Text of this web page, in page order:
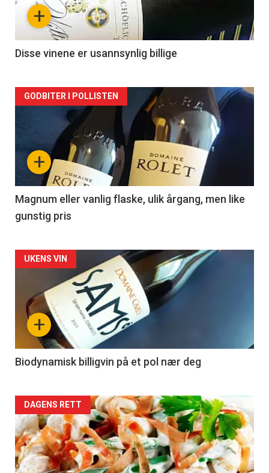
2
+
Disse vinene er usannsynlig billige
Forsiden
akkurat
nå
3
+
GODBITER I POLLISTEN
Magnum eller vanlig flaske, ulik årgang, men like
gunstig pris
Forsiden
akkurat
nå
4
+
UKENS VIN
Biodynamisk billigvin på et pol nær deg
Forsiden
akkurat
nå
DAGENS RETT